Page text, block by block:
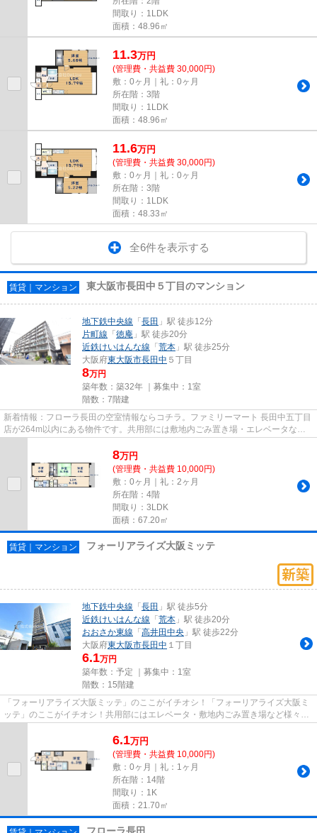
間取り：1LDK
面積：48.96㎡
11.3万円
(管理費・共益費 30,000円)
敷：0ヶ月｜礼：0ヶ月
所在階：3階
間取り：1LDK
面積：48.96㎡
11.6万円
(管理費・共益費 30,000円)
敷：0ヶ月｜礼：0ヶ月
所在階：3階
間取り：1LDK
面積：48.33㎡
全6件を表示する
賃貸｜マンション 東大阪市長田中５丁目のマンション
地下鉄中央線 「長田 」駅 徒歩12分
片町線 「徳庵 」駅 徒歩20分
近鉄けいはんな線 「荒本 」駅 徒歩25分
大阪府東大阪市長田中 ５丁目
8万円
築年数：築32年 ｜募集中： 1室
階数：7階建
新着情報：フローラ長田の空室情報ならコチラ。ファミリーマート 長田中五丁目
店が264m以内にある物件です。共用部には敷地内ごみ置き場・エレベータなど
様々な設備やサービスが揃って...
8万円
(管理費・共益費 10,000円)
敷：0ヶ月｜礼：2ヶ月
所在階：4階
間取り：3LDK
面積：67.20㎡
賃貸｜マンション フォーリアライズ大阪ミッテ
地下鉄中央線 「長田 」駅 徒歩5分
近鉄けいはんな線 「荒本 」駅 徒歩20分
おおさか東線 「高井田中央 」駅 徒歩22分
大阪府東大阪市長田中 １丁目
6.1万円
築年数：予定 ｜募集中： 1室
階数：15階建
「フォーリアライズ大阪ミッテ」のここがイチオシ！「フォーリアライズ大阪ミ
ッテ」のここがイチオシ！共用部にはエレベータ・敷地内ごみ置き場など様々な
設備やサービスが揃っている...
6.1万円
(管理費・共益費 10,000円)
敷：0ヶ月｜礼：1ヶ月
所在階：14階
間取り：1K
面積：21.70㎡
フローラ長田